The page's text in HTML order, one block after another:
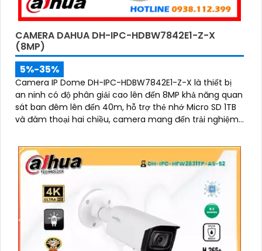
CAMERA DAHUA DH-IPC-HDBW7842E1-Z-X
(8MP)
5%-35%
Camera IP Dome DH-IPC-HDBW7842E1-Z-X là thiết bị
an ninh có độ phân giải cao lên đến 8MP khả năng quan
sát ban đêm lên đến 40m, hỗ trợ thẻ nhớ Micro SD 1TB
và đàm thoại hai chiều, camera mang đến trải nghiệm
minh như nhận diện khuôn mặt và đếm người giúp
nâng cao hiệu quả quản lý và an ninh cho mọi không
gian trong nhà